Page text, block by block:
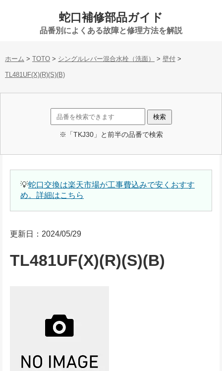
蛇口補修部品ガイド
品番別によくある故障と修理方法を解説
ホーム > TOTO > シングルレバー混合水栓（洗面） > 壁付 >
TL481UF(X)(R)(S)(B)
※「TKJ30」と前半の品番で検索
💡蛇口交換は楽天市場が工事費込みで安くおすす
め。詳細はこちら
更新日：2024/05/29
TL481UF(X)(R)(S)(B)